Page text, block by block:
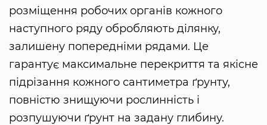
розміщення робочих органів кожного
наступного ряду обробляють ділянку,
залишену попередніми рядами. Це
гарантує максимальне перекриття та якісне
підрізання кожного сантиметра ґрунту,
повністю знищуючи рослинність і
розпушуючи ґрунт на задану глибину.